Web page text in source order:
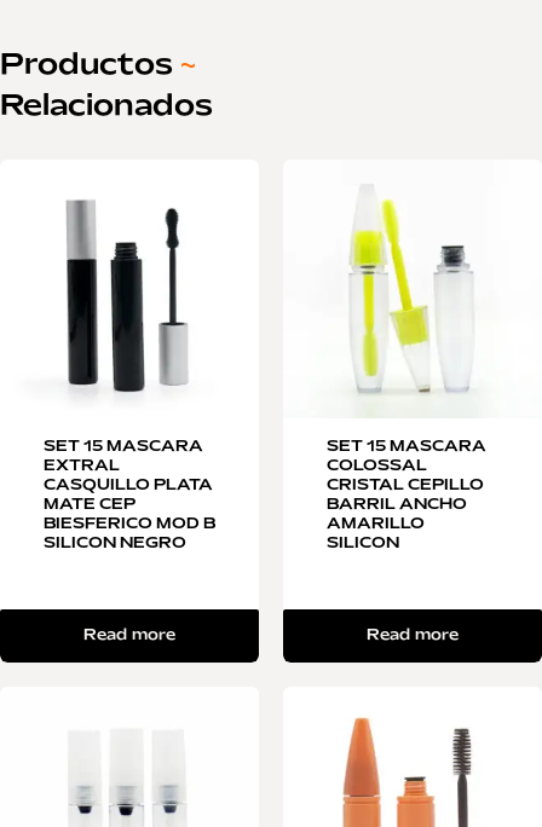
Productos ~
Relacionados
SET 15 MASCARA
EXTRAL
CASQUILLO PLATA
MATE CEP
BIESFERICO MOD B
SILICON NEGRO
Read more
SET 15 MASCARA
COLOSSAL
CRISTAL CEPILLO
BARRIL ANCHO
AMARILLO
SILICON
Read more